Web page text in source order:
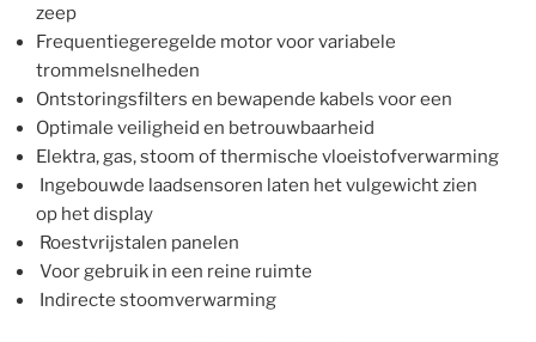
zeep
Frequentiegeregelde motor voor variabele
trommelsnelheden
Ontstoringsfilters en bewapende kabels voor een
Optimale veiligheid en betrouwbaarheid
Elektra, gas, stoom of thermische vloeistofverwarming
Ingebouwde laadsensoren laten het vulgewicht zien
op het display
Roestvrijstalen panelen
Voor gebruik in een reine ruimte
Indirecte stoomverwarming